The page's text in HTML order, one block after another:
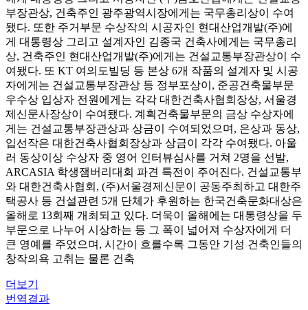
부장관상, 건축주인 광주광역시장에게는 국무총리상이 수여
됐다. 또한 주거부문 수상작의 시공자인 현대산업개발(주)에
게 대통령상 그리고 설계자인 김종국 건축사에게는 국무총리
상, 건축주인 현대산업개발(주)에게는 건설교통부장관상이 수
여됐다. 또 KT 여의도빌딩 등 본상 6개 작품의 설계자 및 시공
자에게는 건설교통부장관상 등 정부포상이, 준공건축물부문
우수상 입상자 전원에게는 각각 대한건축사협회장상, 서울경
제신문사장상이 수여됐다. 계획건축물부문의 금상 수상자에
게는 건설교통부장관상과 상금이 수여되었으며, 은상과 동상,
입선작은 대한건축사협회장상과 상금이 각각 수여됐다. 아울
러 동상이상 수상자 중 영어 인터뷰심사를 거쳐 2명을 선발,
ARCASIA 학생잼버리대회 파견 특전이 주어진다. 건설교통부
와 대한건축사협회, (주)서울경제신문이 공동주최하고 대한주
택공사 등 건설관련 5개 단체가 후원하는 한국건축문화대상은
올해로 13회째 개최되고 있다. 더욱이 올해에는 대통령상을 두
부문으로 나누어 시상하는 등 그 폭이 넓어져 수상자에게 더
큰 영예를 주었으며, 시간이 흐를수록 그동안 기성 건축인들의
창작의욕 고취는 물론 건축
더보기
번역결과